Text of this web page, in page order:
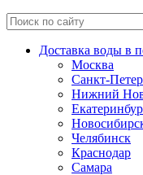
Доставка воды в
Москва
Санкт-
Нижний
Челябинск
Краснодар
Самара